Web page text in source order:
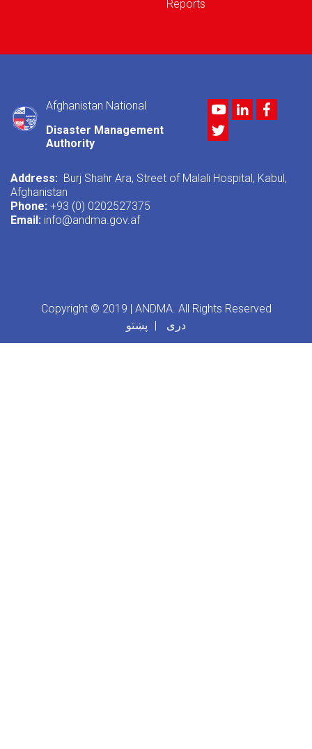
Reports
Afghanistan National
Disaster Management
Authority
YoutubeLinkedIn
Twitter
Address: Burj Shahr Ara, Street of Malali Hospital, Kabul,
Afghanistan
Phone: +93 (0) 0202527375
Email: info@andma.gov.af
Copyright © 2019 | ANDMA. All Rights Reserved
پښتو
دری